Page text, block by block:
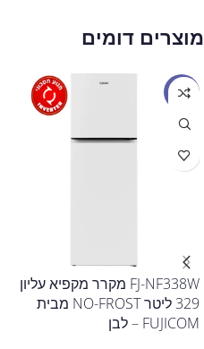
מוצרים דומים
מבצע
FJ-NF338W מקרר מקפיא עליון
329 ליטר NO-FROST מבית
FUJICOM – לבן